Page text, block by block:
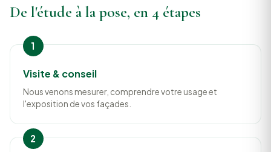
De l'étude à la pose, en 4 étapes
Visite & conseil
Nous venons mesurer, comprendre votre usage et
l'exposition de vos façades.